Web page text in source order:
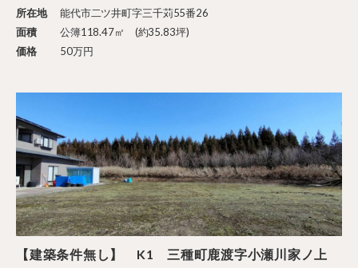
所在地
能代市二ツ井町字三千苅55番26
面積
公簿118.47㎡ (約35.83坪)
価格
50万円
【建築条件無し】 K1 三種町鹿渡字小瀬川家ノ上